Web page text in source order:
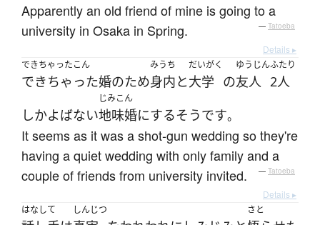
Apparently an old friend of mine is going to a
university in Osaka in Spring.
— Tatoeba
Details ▸
できちゃったこん
できちゃった婚のため
みうち
身内と
だいがく
大学 の
ゆうじん
友人
ふたり
2人
しかよばない
じみこん
地味婚にするそうです。
It seems as it was a shot-gun wedding so they're
having a quiet wedding with only family and a
couple of friends from university invited.
— Tatoeba
Details ▸
はなして
しんじつ さと